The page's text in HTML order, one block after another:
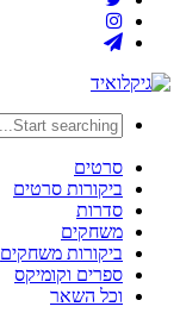
סרטים
ביקורות סרטים
סדרות
משחקים
ביקורות משחקים
ספרים וקומיקס
וכל השאר